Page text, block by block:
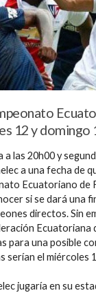
12 y domingo
las 20h00 y
a una fecha de
Ecuatoriano de
si se dará una
directos. Sin
Ecuatoriana
para una posible
serían el miércoles
jugaría en su